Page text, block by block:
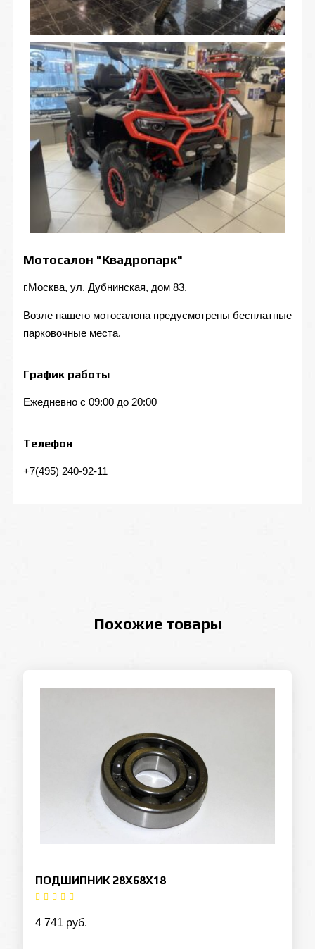
Мотосалон "Квадропарк"
г.Москва, ул. Дубнинская, дом 83.
Возле нашего мотосалона предусмотрены бесплатные
парковочные места.
График работы
Ежедневно с 09:00 до 20:00
Телефон
+7(495) 240-92-11
Похожие товары
ПОДШИПНИК 28X68X18
4 741 руб.